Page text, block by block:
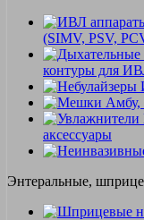
(SIMV, PSV,
контуры для
аксессуары
Энтеральные,